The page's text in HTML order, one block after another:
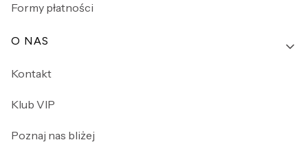
Formy płatności
O NAS
Kontakt
Klub VIP
Poznaj nas bliżej